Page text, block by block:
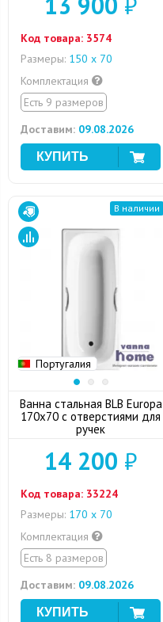
Код товара: 3574
Размеры: 150 х 70
Комплектация
Есть 9 размеров
Доставим: 09.08.2026
Португалия
В наличии
Ванна стальная BLB Europa
170x70 с отверстиями для
ручек
14 200 ₽
Код товара: 33224
Размеры: 170 х 70
Комплектация
Есть 8 размеров
Доставим: 09.08.2026